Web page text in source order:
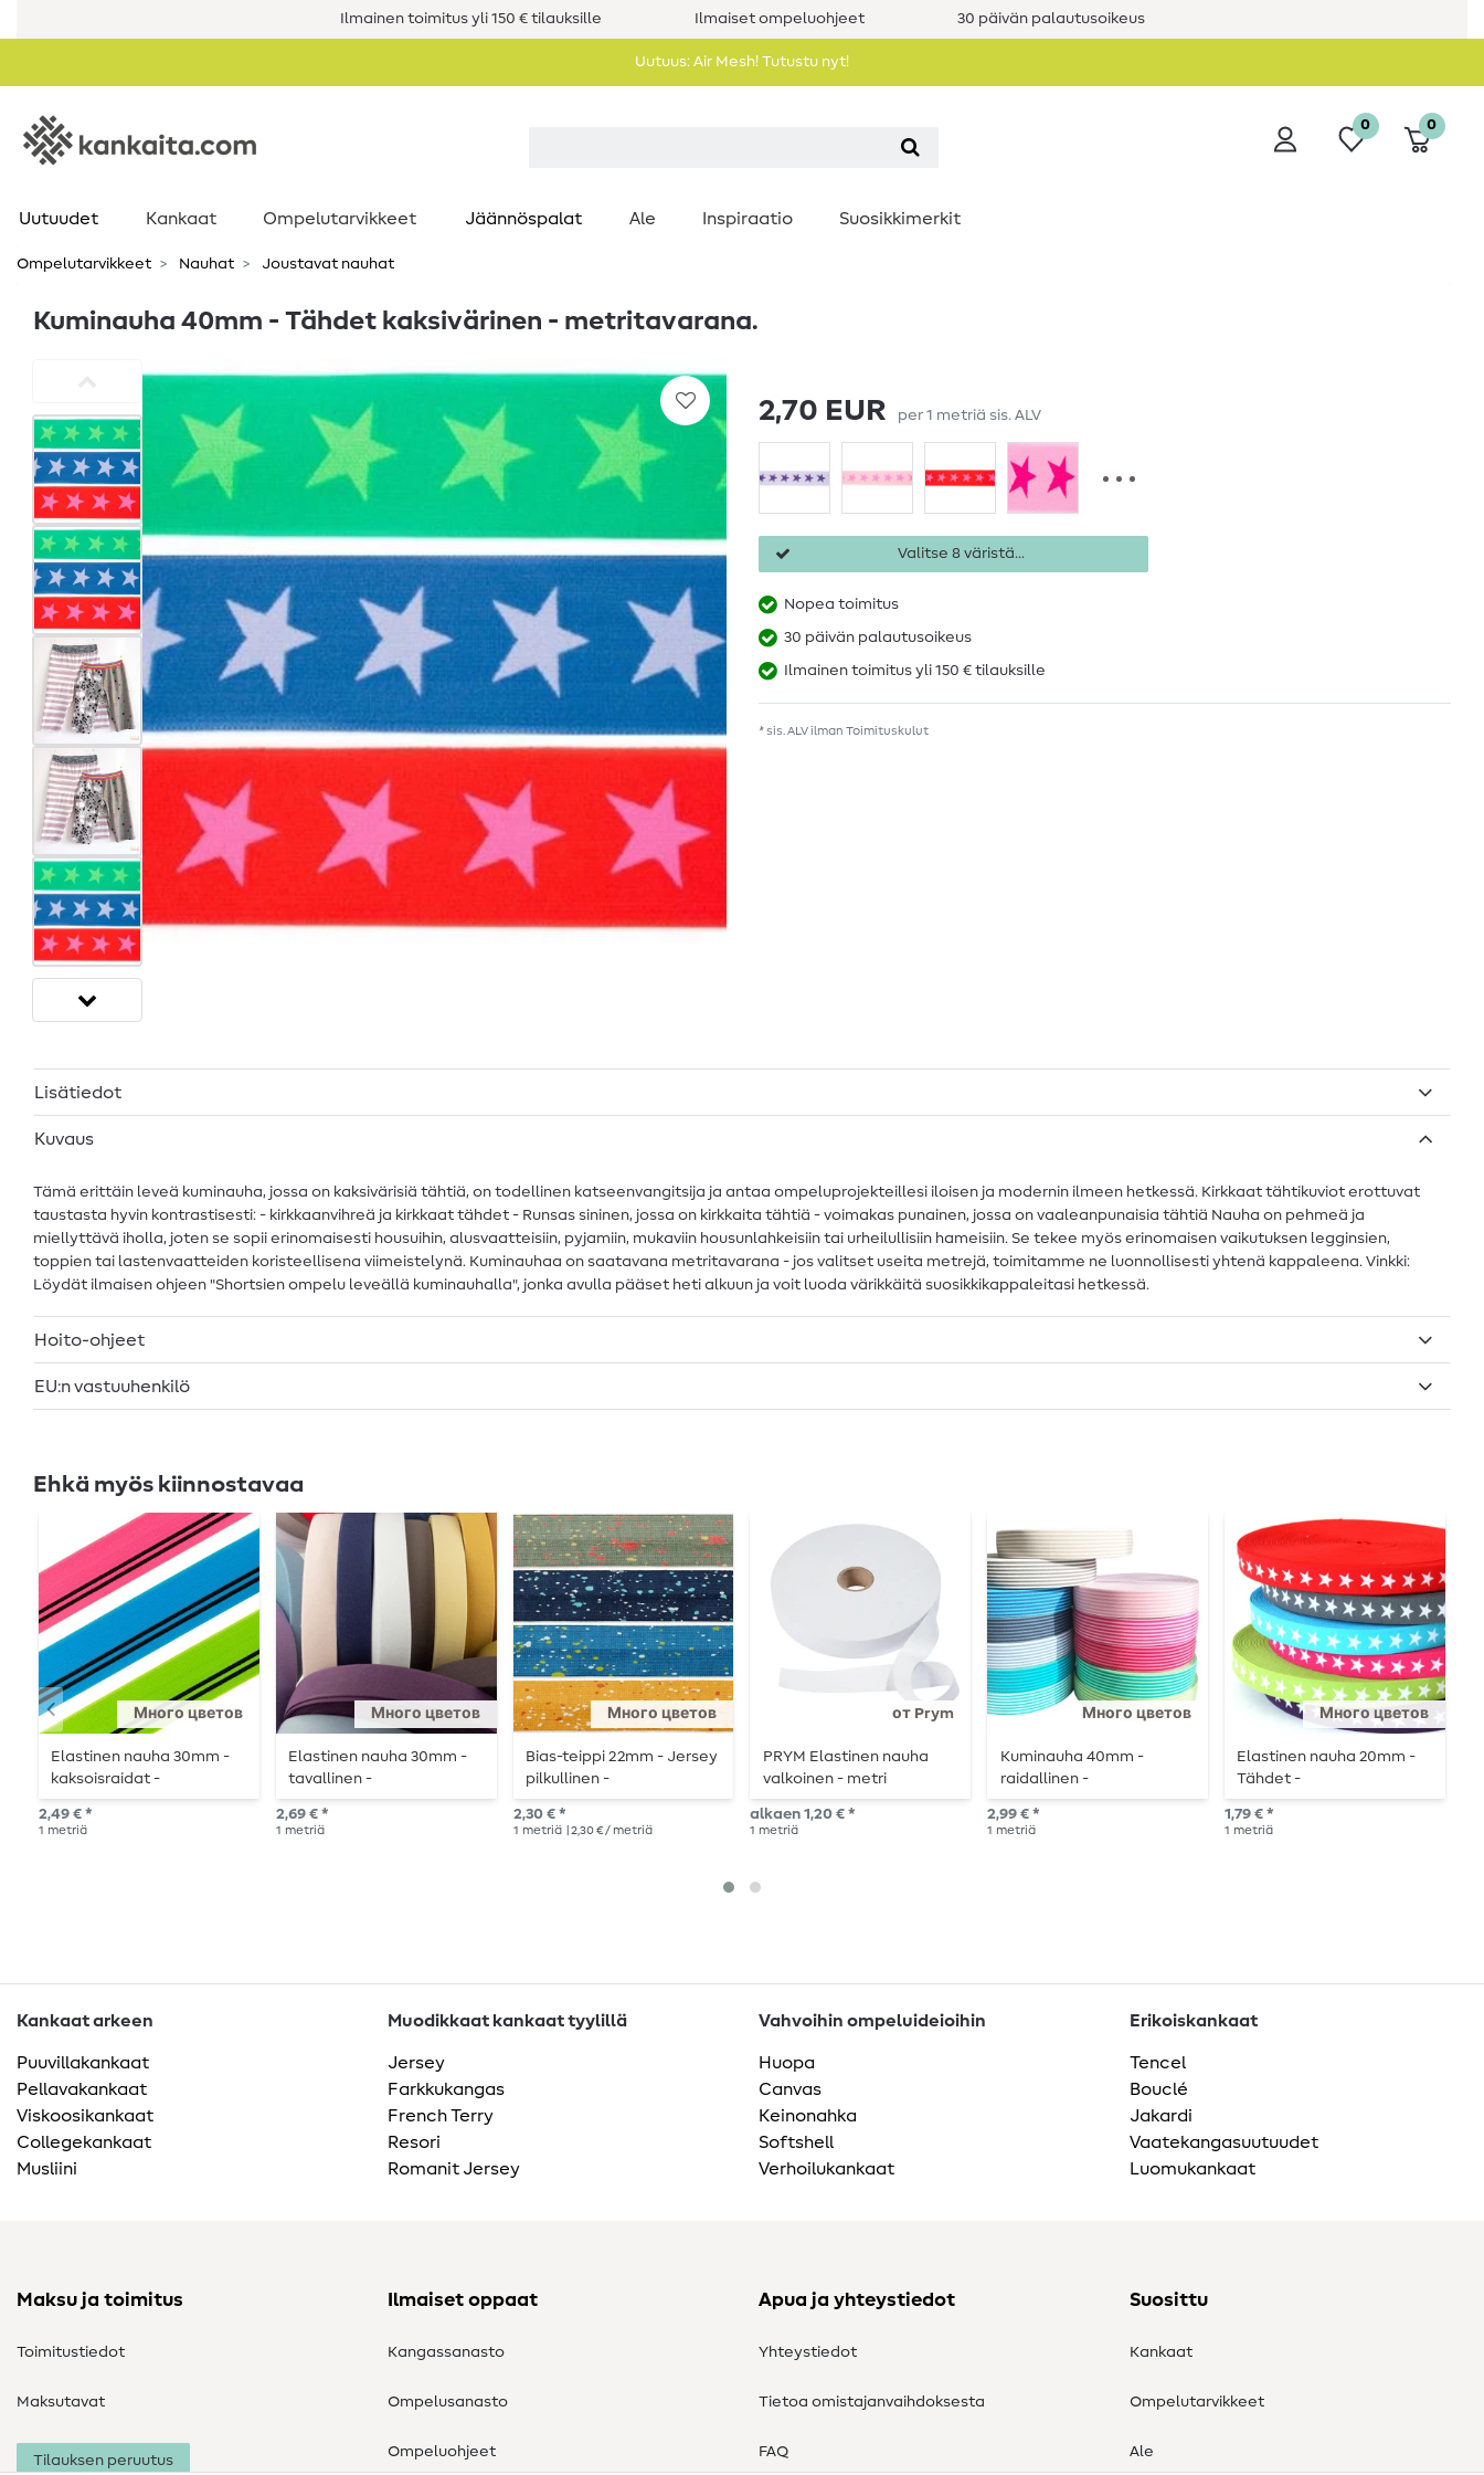
Ilmainen toimitus yli 150 € tilauksille Ilmaiset ompeluohjeet 30 päivän palautusoikeus
Uutuus: Air Mesh! Tutustu nyt!
0 0
Uutuudet Kankaat Ompelutarvikkeet Jäännöspalat Ale Inspiraatio Suosikkimerkit
Ompelutarvikkeet Nauhat Joustavat nauhat
Kuminauha 40mm - Tähdet kaksivärinen - metritavarana.
2,70 EUR per 1 metriä sis. ALV
Valitse 8 väristä...
Nopea toimitus
30 päivän palautusoikeus
Ilmainen toimitus yli 150 € tilauksille
* sis. ALV ilman Toimituskulut
Lisätiedot
Kuvaus
Tämä erittäin leveä kuminauha, jossa on kaksivärisiä tähtiä, on todellinen katseenvangitsija ja antaa ompeluprojekteillesi iloisen ja modernin ilmeen hetkessä. Kirkkaat tähtikuviot erottuvat
taustasta hyvin kontrastisesti: - kirkkaanvihreä ja kirkkaat tähdet - Runsas sininen, jossa on kirkkaita tähtiä - voimakas punainen, jossa on vaaleanpunaisia tähtiä Nauha on pehmeä ja
miellyttävä iholla, joten se sopii erinomaisesti housuihin, alusvaatteisiin, pyjamiin, mukaviin housunlahkeisiin tai urheilullisiin hameisiin. Se tekee myös erinomaisen vaikutuksen legginsien,
toppien tai lastenvaatteiden koristeellisena viimeistelynä. Kuminauhaa on saatavana metritavarana - jos valitset useita metrejä, toimitamme ne luonnollisesti yhtenä kappaleena. Vinkki:
Löydät ilmaisen ohjeen "Shortsien ompelu leveällä kuminauhalla", jonka avulla pääset heti alkuun ja voit luoda värikkäitä suosikkikappaleitasi hetkessä.
Hoito-ohjeet
EU:n vastuuhenkilö
Ehkä myös kiinnostavaa
Много цветов
Elastinen nauha 30mm -
kaksoisraidat -
metritavarana.
2,49 € *
1 metriä
Много цветов
Elastinen nauha 30mm -
tavallinen -
metritavaranauhat
2,69 € *
1 metriä
Много цветов
Bias-teippi 22mm - Jersey
pilkullinen -
metritavarana.
2,30 € *
1 metriä | 2,30 € / metriä
от Prym
PRYM Elastinen nauha
valkoinen - metri
kerrallaan
alkaen 1,20 € *
1 metriä
Много цветов
Kuminauha 40mm -
raidallinen -
metritavaranauhat
2,99 € *
1 metriä
Много цветов
Elastinen nauha 20mm -
Tähdet -
metritavaranauha
1,79 € *
1 metriä
Kankaat arkeen
Puuvillakankaat
Pellavakankaat
Viskoosikankaat
Collegekankaat
Musliini
Muodikkaat kankaat tyylillä
Jersey
Farkkukangas
French Terry
Resori
Romanit Jersey
Vahvoihin ompeluideioihin
Huopa
Canvas
Keinonahka
Softshell
Verhoilukankaat
Erikoiskankaat
Tencel
Bouclé
Jakardi
Vaatekangasuutuudet
Luomukankaat
Maksu ja toimitus
Toimitustiedot
Maksutavat
Tilauksen peruutus
Ilmaiset oppaat
Kangassanasto
Ompelusanasto
Ompeluohjeet
Apua ja yhteystiedot
Yhteystiedot
Tietoa omistajanvaihdoksesta
FAQ
Suosittu
Kankaat
Ompelutarvikkeet
Ale